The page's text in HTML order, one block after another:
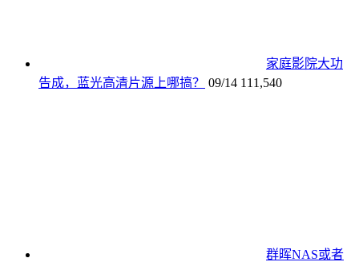
家庭影院大功
告成，蓝光高清片源上哪搞？
09/14 111,540
群晖NAS或者